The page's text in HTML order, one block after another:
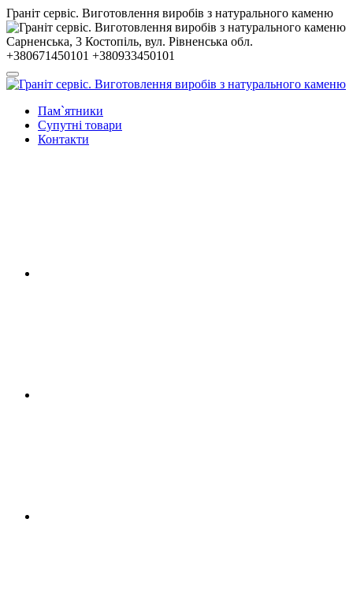
Гранiт сервiс. Виготовлення виробів з натурального каменю
Сарненська, 3 Костопiль, вул. Рiвненська обл.
+380671450101 +380933450101
Пам`ятники
Супутні товари
Контакти